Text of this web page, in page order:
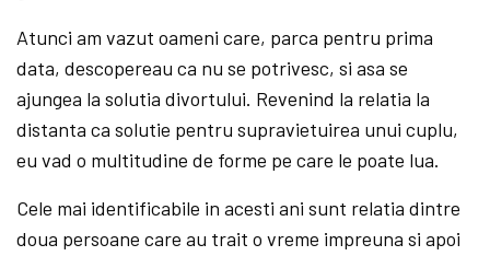
Atunci am vazut oameni care, parca pentru prima
data, descopereau ca nu se potrivesc, si asa se
ajungea la solutia divortului. Revenind la relatia la
distanta ca solutie pentru supravietuirea unui cuplu,
eu vad o multitudine de forme pe care le poate lua.
Cele mai identificabile in acesti ani sunt relatia dintre
doua persoane care au trait o vreme impreuna si apoi